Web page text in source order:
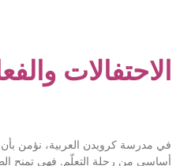
الاحتفالات
في مدرسة كرويدن العربية، نؤمن
أساسي من رحلة التعلّم. فهي تمنح